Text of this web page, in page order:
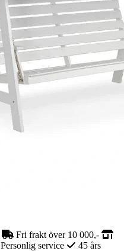
Fri frakt över 10 000,-
Personlig service
45 års